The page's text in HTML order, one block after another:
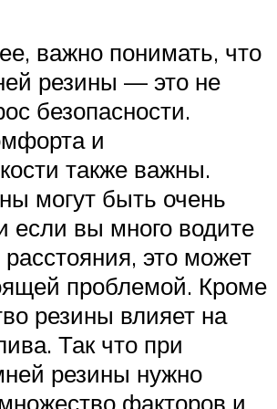
важно понимать, что
резины — это не
безопасности.
и
также важны.
могут быть очень
вы много водите
это может
проблемой. Кроме
резины влияет на
Так что при
резины нужно
факторов и